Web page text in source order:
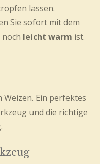
lassen.
Sie sofort mit dem
noch leicht warm ist.
Ein perfektes
und die richtige